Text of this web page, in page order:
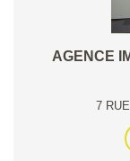
AGENCE
7